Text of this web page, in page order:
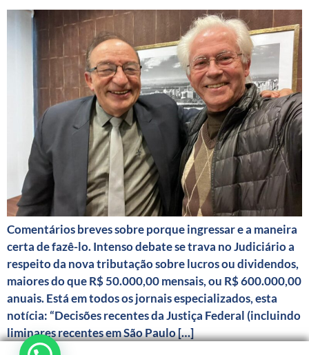
Comentários breves sobre porque ingressar e a maneira
certa de fazê-lo. Intenso debate se trava no Judiciário a
respeito da nova tributação sobre lucros ou dividendos,
maiores do que R$ 50.000,00 mensais, ou R$ 600.000,00
anuais. Está em todos os jornais especializados, esta
notícia: “Decisões recentes da Justiça Federal (incluindo
liminares recentes em São Paulo […]